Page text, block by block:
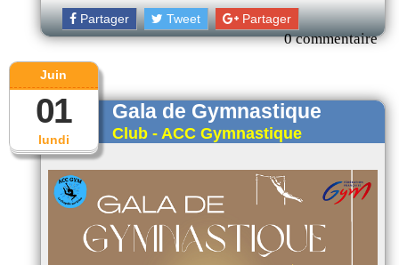
Partager Tweet Partager
0 commentaire
lundi
Juin
01 Gala de Gymnastique
Club - ACC Gymnastique